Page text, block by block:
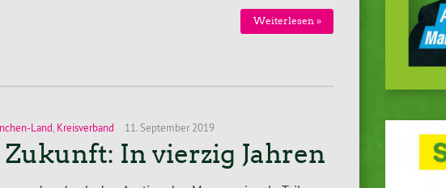
Wei­ter­le­sen »
Land Kreisverband 11. September 2019
In vierzig Jahren